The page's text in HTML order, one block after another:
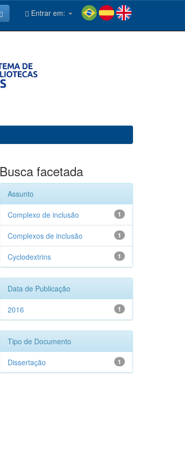
Entrar em:
Busca facetada
Assunto
1
Complexo de inclusão
1
Complexos de inclusão
1
Cyclodextrins
Data de Publicação
1
2016
Tipo de Documento
1
Dissertação